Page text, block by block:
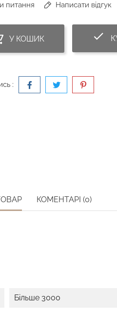
питання Написати відгук
У КОШИК
:
КОМЕНТАРІ (0)
Більше 3000